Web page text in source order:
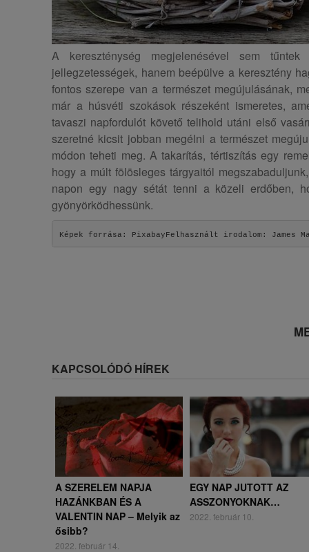
A kereszténység megjelenésével sem
jellegzetességek, hanem beépülve a keresztény
fontos szerepe van a természet megújulásának,
már a húsvéti szokások részeként ismeretes,
tavaszi napfordulót követő telihold utáni első
szeretné kicsit jobban megélni a természet
módon teheti meg. A takarítás, tértiszítás egy
hogy a múlt fölösleges tárgyaitól
napon egy nagy sétát tenni a közeli erdőben,
gyönyörködhessünk.
Képek forrása: PixabayFelhasznált irodalom: James
KAPCSOLÓDÓ HÍREK
A SZERELEM NAPJA
HAZÁNKBAN ÉS A
VALENTIN NAP – Melyik az
ősibb?
2022. február 14.
EGY NAP JUTOTT AZ
ASSZONYOKNAK…
2022. február 10.